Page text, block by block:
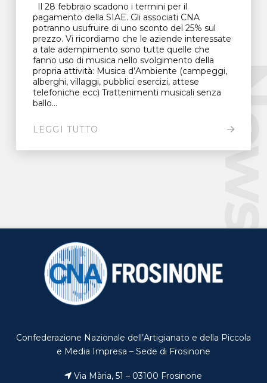
Il 28 febbraio scadono i termini per il
pagamento della SIAE. Gli associati CNA
potranno usufruire di uno sconto del 25% sul
prezzo. Vi ricordiamo che le aziende interessate
a tale adempimento sono tutte quelle che
fanno uso di musica nello svolgimento della
propria attività: Musica d’Ambiente (campeggi,
alberghi, villaggi, pubblici esercizi, attese
telefoniche ecc) Trattenimenti musicali senza
ballo...
LEGGI TUTTO
Confederazione Nazionale dell’Artigianato e della Piccola
e Media Impresa – Sede di Frosinone
Via Mària, 51 – 03100 Frosinone